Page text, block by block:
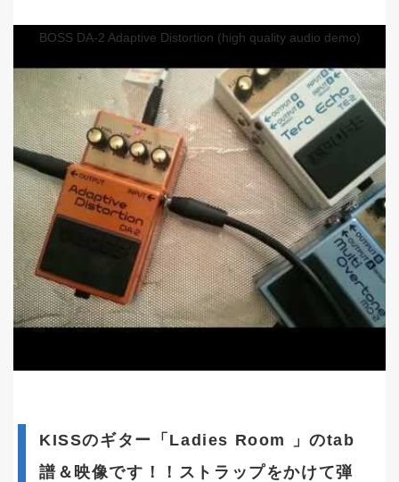
BOSS DA-2 Adaptive Distortion (high quality audio demo)
KISSのギター「Ladies Room 」のtab
譜＆映像です！！ストラップをかけて弾